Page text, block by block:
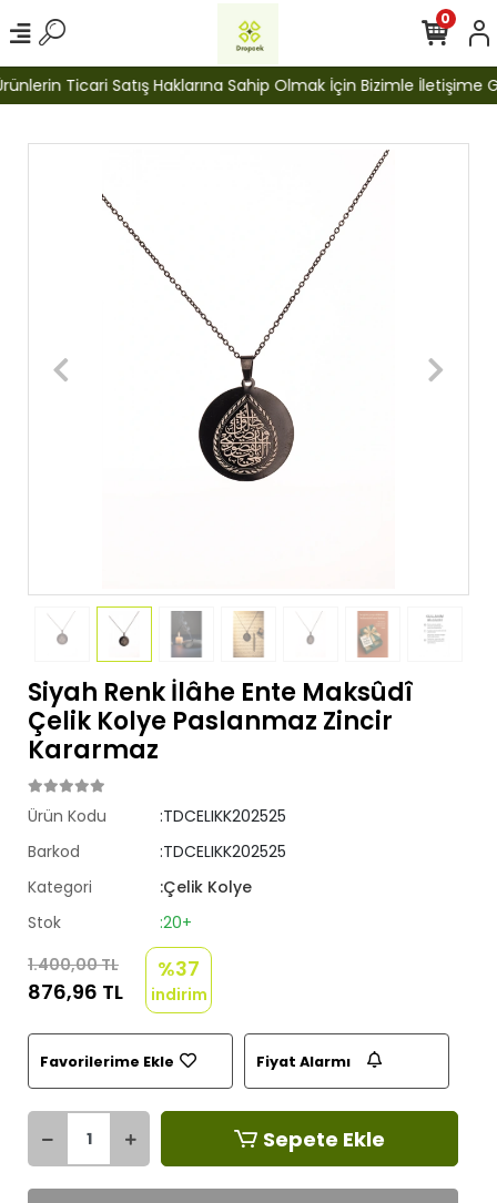
Ticari Satış Haklarına Sahip Olmak İçin Bizimle İletişime
0
Siyah Renk İlâhe Ente Maksûdî
Çelik Kolye Paslanmaz Zincir
Kararmaz
Ürün Kodu
:TDCELIKK202525
Barkod
:TDCELIKK202525
Kategori
:Çelik Kolye
Stok
:20+
1.400,00 TL
876,96 TL
%37
indirim
Favorilerime Ekle Fiyat Alarmı
Sepete Ekle